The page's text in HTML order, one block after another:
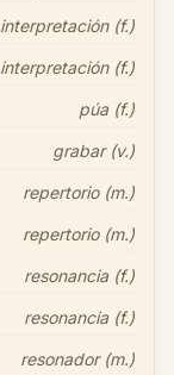
interpretación (f.)
interpretación (f.)
púa (f.)
grabar (v.)
repertorio (m.)
repertorio (m.)
resonancia (f.)
resonancia (f.)
resonador (m.)